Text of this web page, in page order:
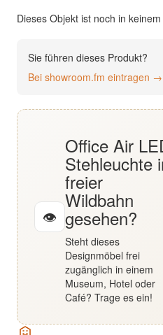
Dieses Objekt ist noch in
Sie führen dieses Produkt?
Bei showroom.fm eintragen →
👁
Office Air
Stehleuchte
freier
Wildbahn
gesehen?
Steht dieses
Designmöbel frei
zugänglich in einem
Museum, Hotel oder
Café? Trage es ein!